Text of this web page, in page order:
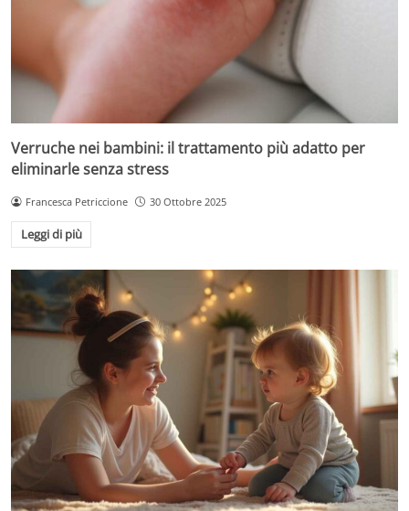
Verruche nei bambini: il trattamento più adatto per
eliminarle senza stress
Francesca Petriccione 30 Ottobre 2025
Leggi di più